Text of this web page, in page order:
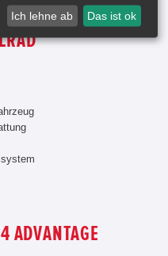
1.4 BJ
ADVANTAGE
Ich lehne ab Das ist ok